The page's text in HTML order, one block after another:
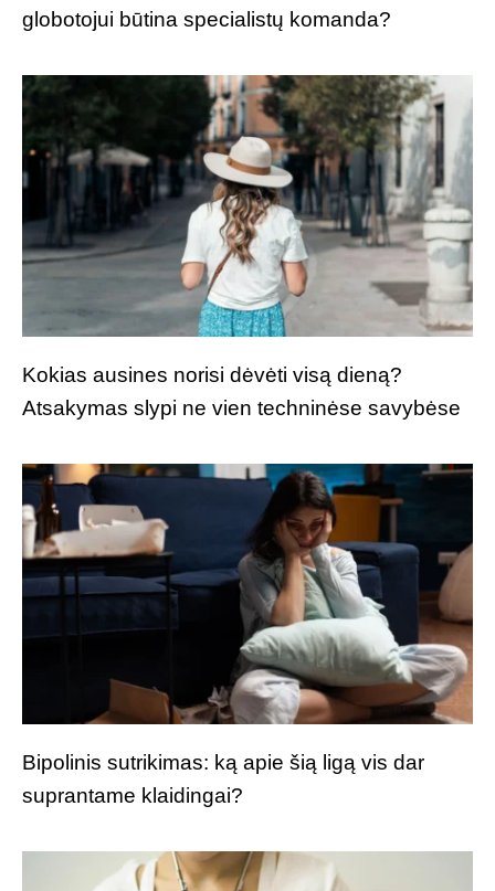
globotojui būtina specialistų komanda?
Kokias ausines norisi dėvėti visą dieną?
Atsakymas slypi ne vien techninėse savybėse
Bipolinis sutrikimas: ką apie šią ligą vis dar
suprantame klaidingai?